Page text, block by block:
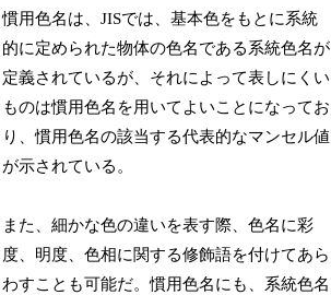
慣用色名は、JISでは、基本色をもとに系統
的に定められた物体の色名である系統色名が
定義されているが、それによって表しにくい
ものは慣用色名を用いてよいことになってお
り、慣用色名の該当する代表的なマンセル値
が示されている。
また、細かな色の違いを表す際、色名に彩
度、明度、色相に関する修飾語を付けてあら
わすことも可能だ。慣用色名にも、系統色名